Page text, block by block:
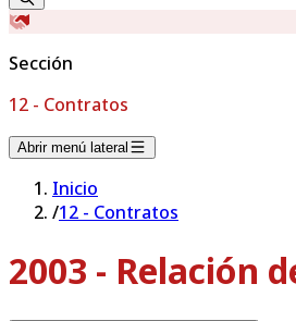
Sección
12 - Contratos
Abrir menú lateral
Inicio
/12 - Contratos
2003 - Relación